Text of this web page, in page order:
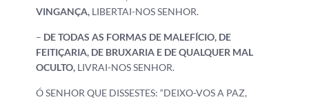
VINGANÇA, LIBERTAI-NOS SENHOR.
– DE TODAS AS FORMAS DE MALEFÍCIO, DE
FEITIÇARIA, DE BRUXARIA E DE QUALQUER MAL
OCULTO, LIVRAI-NOS SENHOR.
Ó SENHOR QUE DISSESTES: “DEIXO-VOS A PAZ,